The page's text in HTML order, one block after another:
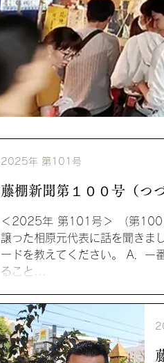
藤棚新聞第１００号（つ
＜2025年 第101号＞ （第100
譲った相原元代表に話を聞きま
ードを教えてください。 A．一
ること...
2025年 第101号